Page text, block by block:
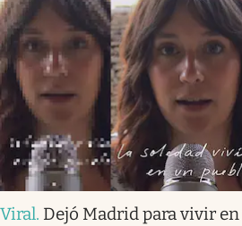
Viral. Dejó Madrid para vivir